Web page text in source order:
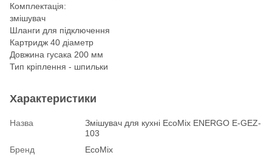
Комплектація:
змішувач
Шланги для підключення
Картридж 40 діаметр
Довжина гусака 200 мм
Тип кріплення - шпильки
Характеристики
Назва
Змішувач для кухні EcoMix ENERGO E-GEZ-
103
Бренд
EcoMix